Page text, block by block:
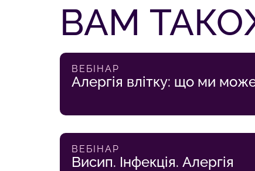
ВАМ
ВЕБІНАР
Алергія влітку: що ми
ВЕБІНАР
Висип. Інфекція. Алергія